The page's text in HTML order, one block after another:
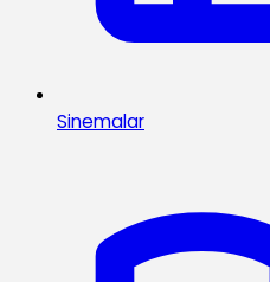
Sinemalar